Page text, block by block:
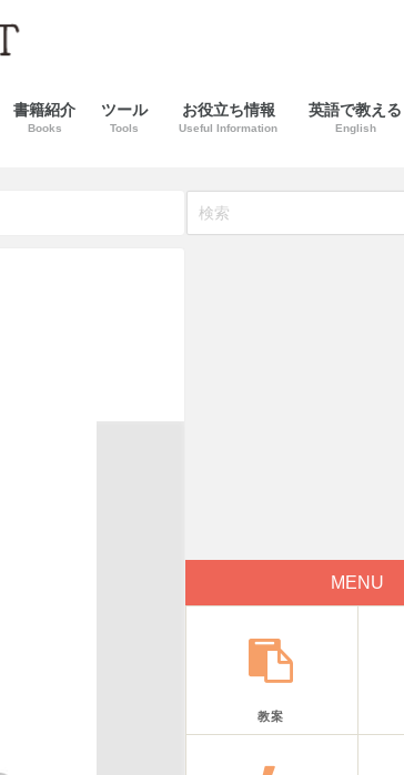
書籍紹介
Books
ツール
Tools
お役立ち情報
Useful Information
英語で教える
English
MENU
教案